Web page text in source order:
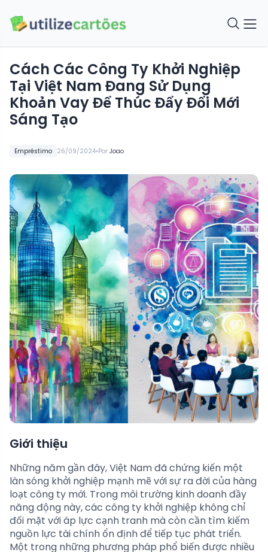
Empréstimo 26/09/2024•Por Joao
Cách Các Công Ty Khởi Nghiệp
Tại Việt Nam Đang Sử Dụng
Khoản Vay Để Thúc Đẩy Đổi Mới
Sáng Tạo
Giới thiệu
Những năm gần đây, Việt Nam đã chứng kiến một
làn sóng khởi nghiệp mạnh mẽ với sự ra đời của hàng
loạt công ty mới. Trong môi trường kinh doanh đầy
năng động này, các công ty khởi nghiệp không chỉ
đối mặt với áp lực cạnh tranh mà còn cần tìm kiếm
nguồn lực tài chính ổn định để tiếp tục phát triển.
Một trong những phương pháp phổ biến được nhiều